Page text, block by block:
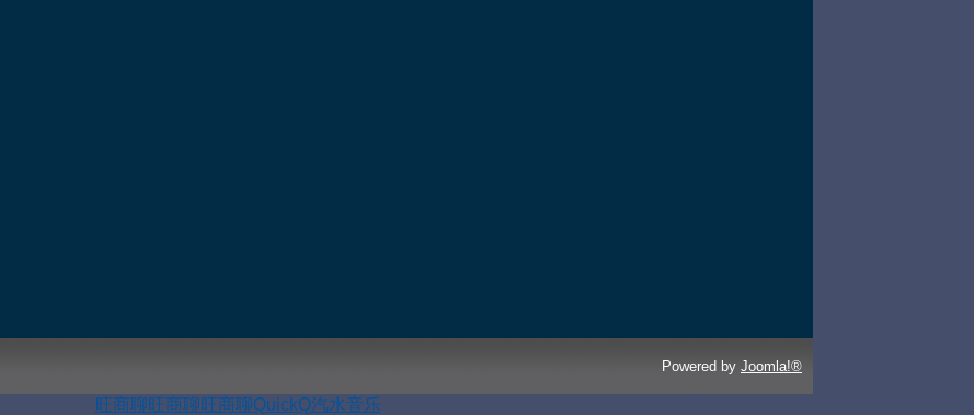
Powered by Joomla!®
旺商聊旺商聊旺商聊QuickQ汽水音乐